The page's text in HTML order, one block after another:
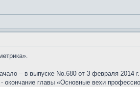
– в выпуске No.680 от 3 февраля 2014
главы «Основные вехи